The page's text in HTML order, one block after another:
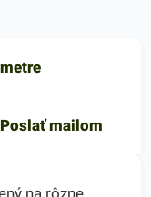
Poslať mailom